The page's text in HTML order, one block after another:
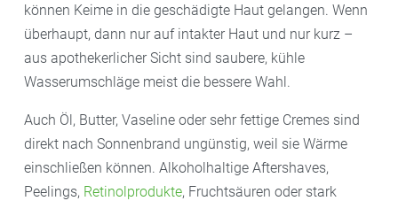
können Keime in die geschädigte Haut gelangen. Wenn
überhaupt, dann nur auf intakter Haut und nur kurz –
aus apothekerlicher Sicht sind saubere, kühle
Wasserumschläge meist die bessere Wahl.
Auch Öl, Butter, Vaseline oder sehr fettige Cremes sind
direkt nach Sonnenbrand ungünstig, weil sie Wärme
einschließen können. Alkoholhaltige Aftershaves,
Peelings, Retinolprodukte, Fruchtsäuren oder stark